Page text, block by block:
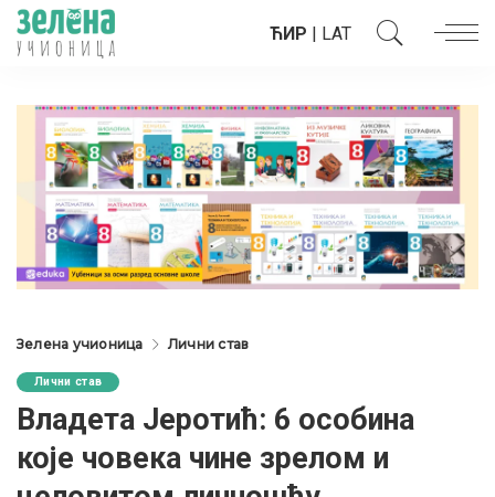
ЋИР | LAT
Зелена учионица Лични став
Лични став
Владета Јеротић: 6 особина
које човека чине зрелом и